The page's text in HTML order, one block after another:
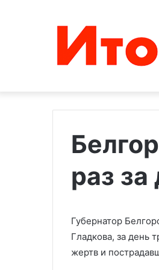
раз
Губернатор
Гладкова, за день
жертв и
«Новое время»